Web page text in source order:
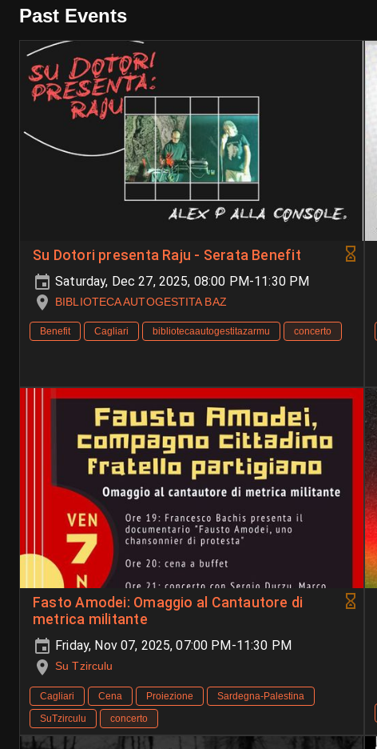
Past Events
Su Dotori presenta Raju - Serata Benefit
Saturday, Dec 27, 2025, 08:00 PM-11:30 PM
BIBLIOTECA AUTOGESTITA BAZ
Benefit Cagliari bibliotecaautogestitazarmu concerto
Fasto Amodei: Omaggio al Cantautore di
metrica militante
Friday, Nov 07, 2025, 07:00 PM-11:30 PM
Su Tzirculu
Cagliari Cena Proiezione
Sardegna-Palestina
SuTzirculu
concerto